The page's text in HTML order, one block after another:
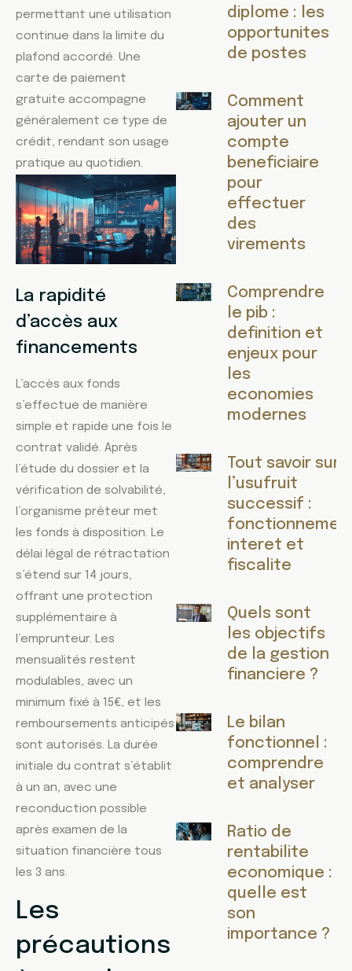
permettant une utilisation
continue dans la limite du
plafond accordé. Une
carte de paiement
gratuite accompagne
généralement ce type de
crédit, rendant son usage
pratique au quotidien.
La rapidité
d’accès aux
financements
L’accès aux fonds
s’effectue de manière
simple et rapide une fois le
contrat validé. Après
l’étude du dossier et la
vérification de solvabilité,
l’organisme prêteur met
les fonds à disposition. Le
délai légal de rétractation
s’étend sur 14 jours,
offrant une protection
supplémentaire à
l’emprunteur. Les
mensualités restent
modulables, avec un
minimum fixé à 15€, et les
remboursements anticipés
sont autorisés. La durée
initiale du contrat s’établit
à un an, avec une
reconduction possible
après examen de la
situation financière tous
les 3 ans.
Les
précautions
diplome : les
opportunites
de postes
Comment
ajouter un
compte
beneficiaire
pour
effectuer
des
virements
Comprendre
le pib :
definition et
enjeux pour
les
economies
modernes
Tout savoir sur
l’usufruit
successif :
interet et
fiscalite
Quels sont
les objectifs
de la gestion
financiere ?
Le bilan
fonctionnel :
comprendre
et analyser
Ratio de
rentabilite
economique :
quelle est
son
importance ?